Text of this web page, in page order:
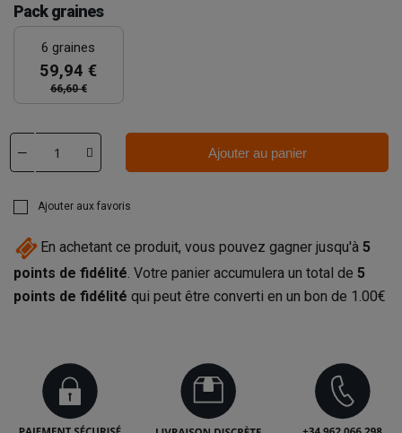
Pack graines
6 graines
59,94 €
66,60 €
Ajouter au panier
Ajouter aux favoris
En achetant ce produit, vous pouvez gagner jusqu'à 5
points de fidélité. Votre panier accumulera un total de 5
points de fidélité qui peut être converti en un bon de 1.00€